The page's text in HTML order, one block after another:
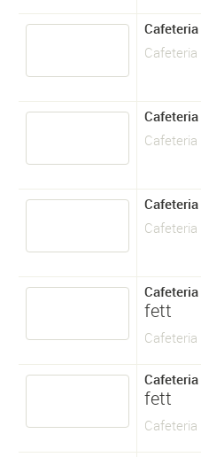
Cafeteria
Cafeteria
Cafeteria
Cafeteria
Cafeteria
Cafeteria
Cafeteria
fett
Cafeteria
Cafeteria
fett
Cafeteria